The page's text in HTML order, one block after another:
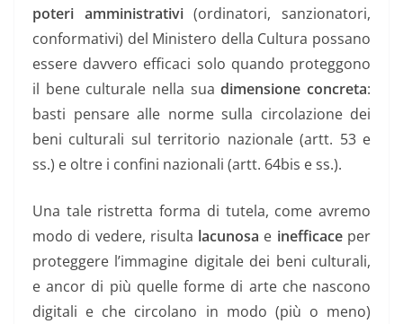
poteri amministrativi(ordinatori, sanzionatori,
conformativi) del Ministero della Cultura possano
essere davvero efficaci solo quando proteggono
il bene culturale nella sua dimensione concreta:
basti pensare alle norme sulla circolazione dei
beni culturali sul territorio nazionale (artt. 53 e
ss.) e oltre i confini nazionali (artt. 64bis e ss.).
Una tale ristretta forma di tutela, come avremo
modo di vedere, risulta lacunosa e inefficaceper
proteggere l’immagine digitale dei beni culturali,
e ancor di più quelle forme di arte che nascono
digitali e che circolano in modo (più o meno)